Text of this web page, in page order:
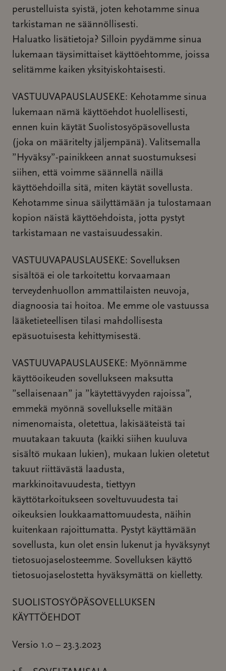
perustelluista syistä, joten kehotamme sinua
tarkistaman ne säännöllisesti.
Haluatko lisätietoja? Silloin pyydämme sinua
lukemaan täysimittaiset käyttöehtomme, joissa
selitämme kaiken yksityiskohtaisesti.
VASTUUVAPAUSLAUSEKE: Kehotamme sinua
lukemaan nämä käyttöehdot huolellisesti,
ennen kuin käytät Suolistosyöpäsovellusta
(joka on määritelty jäljempänä). Valitsemalla
”Hyväksy”-painikkeen annat suostumuksesi
siihen, että voimme säännellä näillä
käyttöehdoilla sitä, miten käytät sovellusta.
Kehotamme sinua säilyttämään ja tulostamaan
kopion näistä käyttöehdoista, jotta pystyt
tarkistamaan ne vastaisuudessakin.
VASTUUVAPAUSLAUSEKE: Sovelluksen
sisältöä ei ole tarkoitettu korvaamaan
terveydenhuollon ammattilaisten neuvoja,
diagnoosia tai hoitoa. Me emme ole vastuussa
lääketieteellisen tilasi mahdollisesta
epäsuotuisesta kehittymisestä.
VASTUUVAPAUSLAUSEKE: Myönnämme
käyttöoikeuden sovellukseen maksutta
”sellaisenaan” ja ”käytettävyyden rajoissa”,
emmekä myönnä sovellukselle mitään
nimenomaista, oletettua, lakisääteistä tai
muutakaan takuuta (kaikki siihen kuuluva
sisältö mukaan lukien), mukaan lukien oletetut
takuut riittävästä laadusta,
markkinoitavuudesta, tiettyyn
käyttötarkoitukseen soveltuvuudesta tai
oikeuksien loukkaamattomuudesta, näihin
kuitenkaan rajoittumatta. Pystyt käyttämään
sovellusta, kun olet ensin lukenut ja hyväksynyt
tietosuojaselosteemme. Sovelluksen käyttö
tietosuojaselostetta hyväksymättä on kielletty.
SUOLISTOSYÖPÄSOVELLUKSEN
KÄYTTÖEHDOT
Versio 1.0 – 23.3.2023